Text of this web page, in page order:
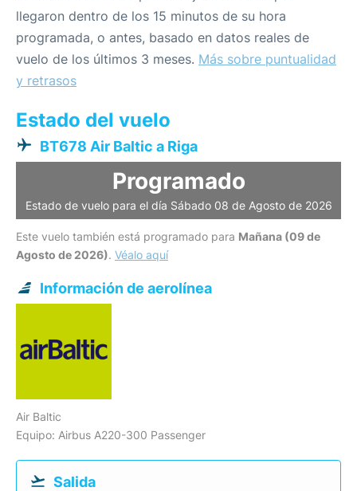
llegaron dentro de los 15 minutos de su hora
programada, o antes, basado en datos reales de
vuelo de los últimos 3 meses. Más sobre puntualidad
y retrasos
Estado del vuelo
BT678 Air Baltic a Riga
Programado
Estado de vuelo para el día Sábado 08 de Agosto de 2026
Este vuelo también está programado para Mañana (09 de
Agosto de 2026). Véalo aquí
Información de aerolínea
Air Baltic
Equipo: Airbus A220-300 Passenger
Salida